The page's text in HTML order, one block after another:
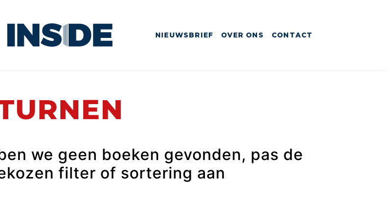
NIEUWSBRIEF OVER ONS CONTACT
we geen boeken gevonden, pas de
filter of sortering aan